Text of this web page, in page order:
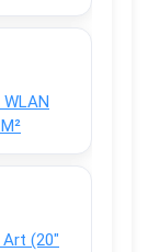
(20″